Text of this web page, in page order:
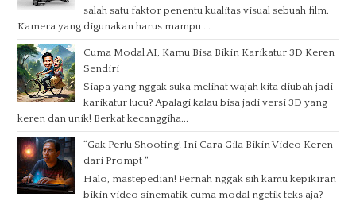
salah satu faktor penentu kualitas visual sebuah film.
Kamera yang digunakan harus mampu ...
Cuma Modal AI, Kamu Bisa Bikin Karikatur 3D Keren
Sendiri
Siapa yang nggak suka melihat wajah kita diubah jadi
karikatur lucu? Apalagi kalau bisa jadi versi 3D yang
keren dan unik! Berkat kecanggiha...
“Gak Perlu Shooting! Ini Cara Gila Bikin Video Keren
dari Prompt "
Halo, mastepedian! Pernah nggak sih kamu kepikiran
bikin video sinematik cuma modal ngetik teks aja?